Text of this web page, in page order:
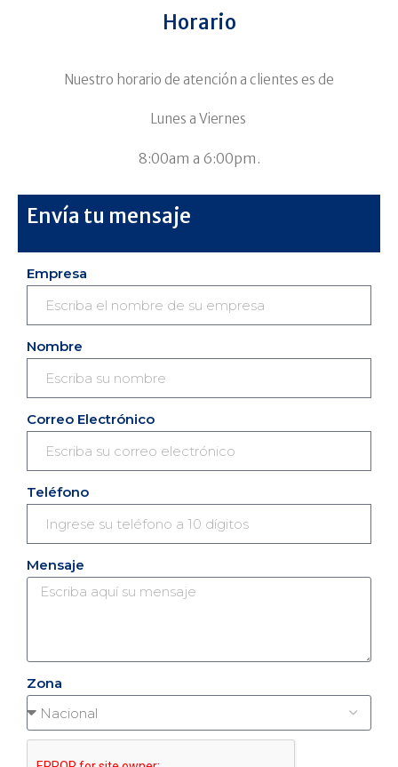
Horario
Nuestro horario de atención a clientes es de
Lunes a Viernes
8:00am a 6:00pm.
Envía tu mensaje
Empresa
Nombre
Correo Electrónico
Teléfono
Mensaje
Zona